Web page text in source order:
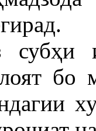
субҳи
бо